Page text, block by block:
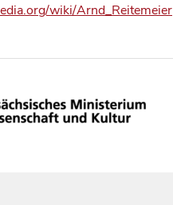
wiki/Arnd_Reitemeier